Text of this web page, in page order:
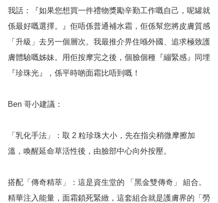
我話：『如果您想買一件禮物獎勵辛勤工作嘅自己，呢罐就
係最好嘅選擇。』佢唔係普通補水霜，佢係幫您將皮膚質感
「升級」去另一個層次。我最推介畀住喺外國、追求極致護
膚體驗嘅姊妹。用佢按摩完之後，個臉個種『繃緊感』同埋
『珍珠光』，係平時啲面霜比唔到嘅！
Ben 哥小建議：
「乳化手法」：取 2 粒珍珠大小，先在指尖稍微摩擦加
溫，喚醒延命草活性後，由臉部中心向外按壓。
搭配「傳奇精萃」：這是資生堂的 「黑金雙傳奇」 組合。
精華注入能量，面霜鎖死緊緻，這套組合就是護膚界的「勞